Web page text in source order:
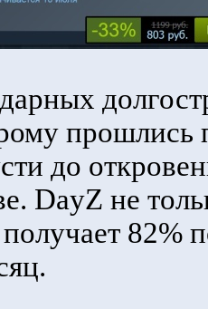
прошлись
до
DayZ не
82%